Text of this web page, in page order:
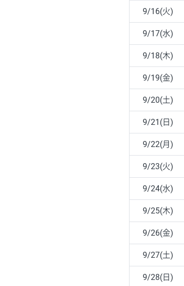
9/16(火)
9/17(水)
9/18(木)
9/19(金)
9/20(土)
9/21(日)
9/22(月)
9/23(火)
9/24(水)
9/25(木)
9/26(金)
9/27(土)
9/28(日)